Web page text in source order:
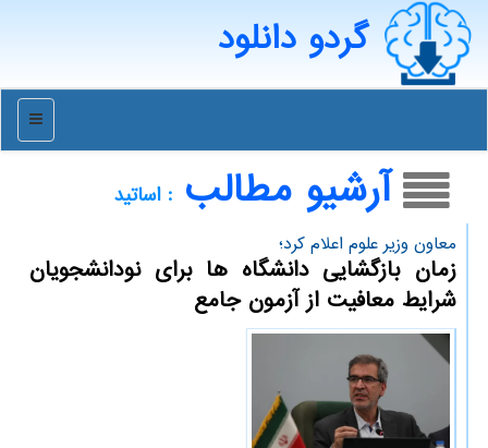
گردو دانلود
منو
آرشیو مطالب : اساتید
معاون وزیر علوم اعلام كرد؛
زمان بازگشایی دانشگاه ها برای نودانشجویان
شرایط معافیت از آزمون جامع